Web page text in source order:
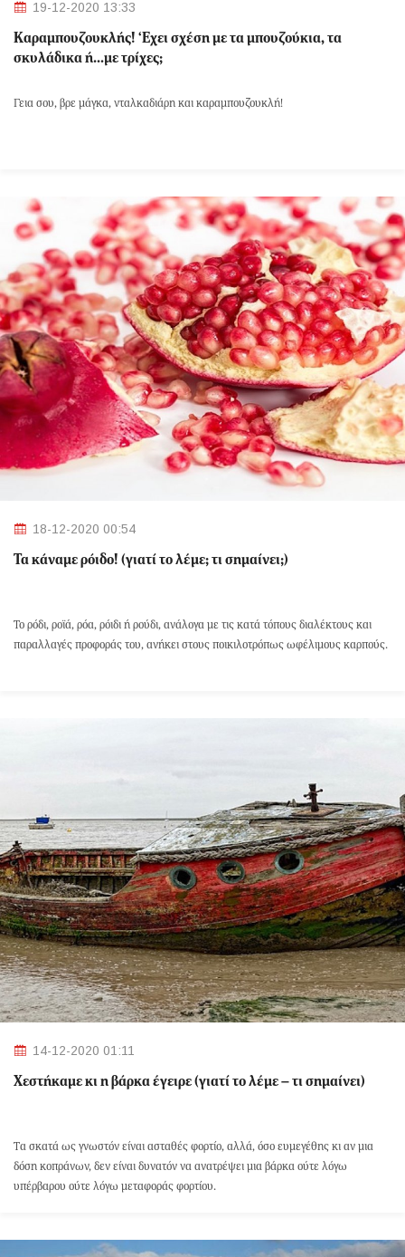
19-12-2020 13:33
Kαραμπουζουκλής! ‘Εχει σχέση με τα μπουζούκια, τα
σκυλάδικα ή…με τρίχες;
Γεια σου, βρε μάγκα, νταλκαδιάρη και καραμπουζουκλή!
18-12-2020 00:54
Τα κάναμε ρόιδο! (γιατί το λέμε; τι σημαίνει;)
Το ρόδι, ροϊά, ρόα, ρόιδι ή ρούδι, ανάλογα με τις κατά τόπους διαλέκτους και
παραλλαγές προφοράς του, ανήκει στους ποικιλοτρόπως ωφέλιμους καρπούς.
14-12-2020 01:11
Xεστήκαμε κι η βάρκα έγειρε (γιατί το λέμε – τι σημαίνει)
Tα σκατά ως γνωστόν είναι ασταθές φορτίο, αλλά, όσο ευμεγέθης κι αν μια
δόση κοπράνων, δεν είναι δυνατόν να ανατρέψει μια βάρκα ούτε λόγω
υπέρβαρου ούτε λόγω μεταφοράς φορτίου.